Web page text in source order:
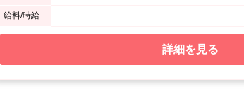
給料/時給
詳細を見る